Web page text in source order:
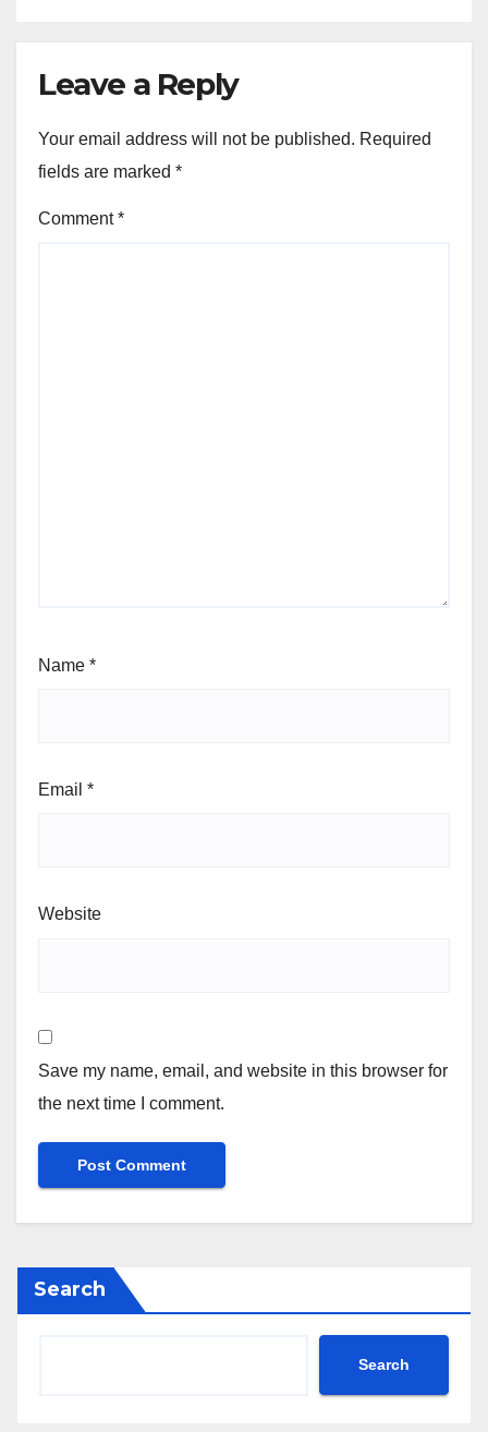
Leave a Reply
Your email address will not be published. Required
fields are marked *
Comment*
Name *
Email *
Website
Save my name, email, and website in this browser for
the next time I comment.
Search
Search